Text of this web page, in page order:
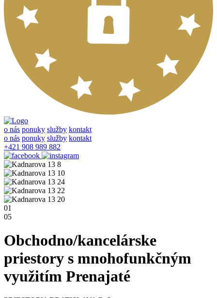
o nás ponuky služby kontakt
o nás ponuky služby kontakt
+421 908 989 882
01
05
Obchodno/kancelárske
priestory s mnohofunkčným
využitím Prenajaté